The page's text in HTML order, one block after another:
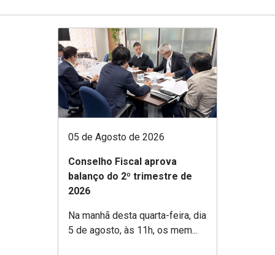
05 de Agosto de 2026
Conselho Fiscal aprova
balanço do 2º trimestre de
2026
Na manhã desta quarta-feira, dia
5 de agosto, às 11h, os mem...